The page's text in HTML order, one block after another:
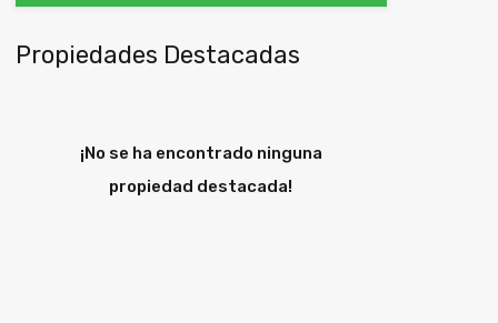
Propiedades Destacadas
¡No se ha encontrado ninguna
propiedad destacada!